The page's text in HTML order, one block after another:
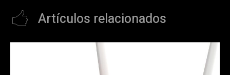
Artículos relacionados